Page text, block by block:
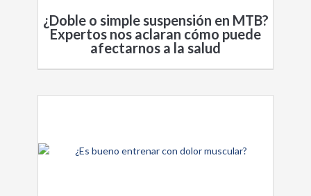
¿Doble o simple suspensión en MTB?
Expertos nos aclaran cómo puede
afectarnos a la salud